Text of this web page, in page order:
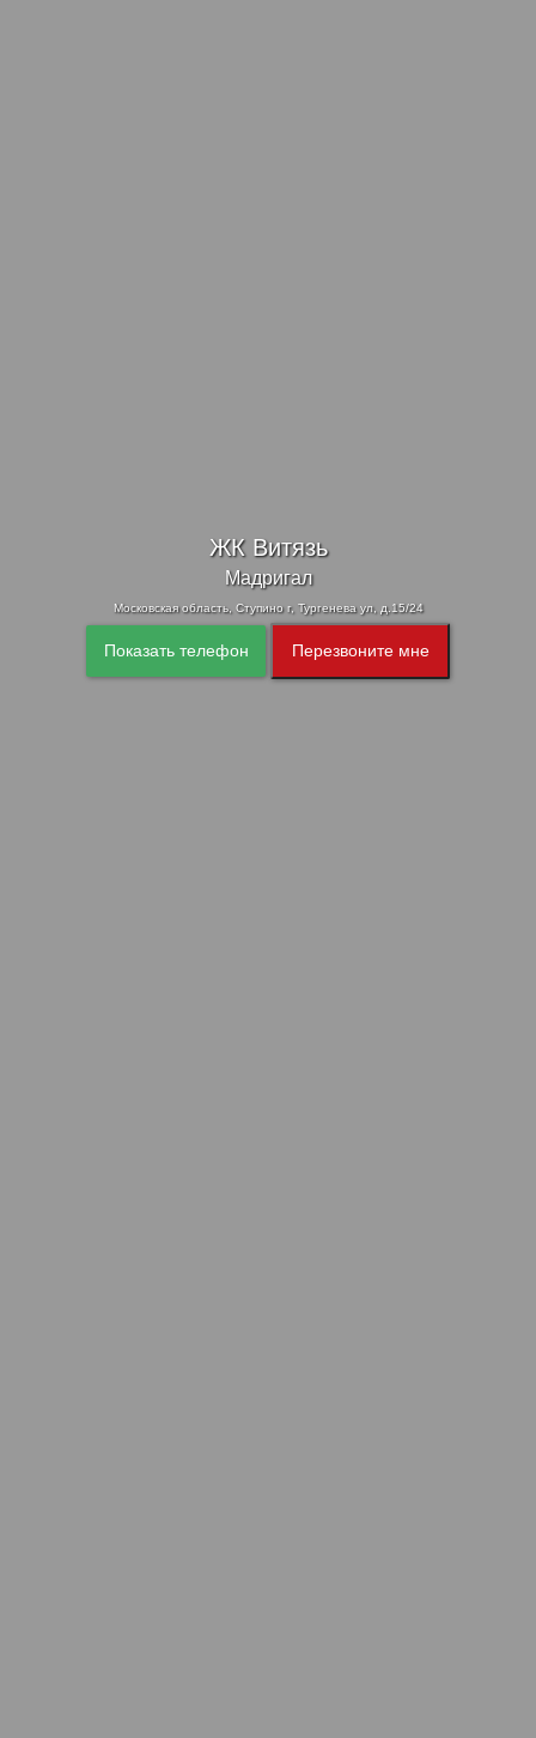
ЖК Витязь
Мадригал
Московская область, Ступино г, Тургенева ул, д.15/24
Показать телефон Перезвоните мне